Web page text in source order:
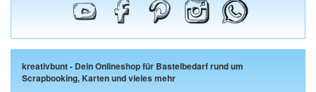
kreativbunt - Dein Onlineshop für Bastelbedarf rund um
Scrapbooking, Karten und vieles mehr